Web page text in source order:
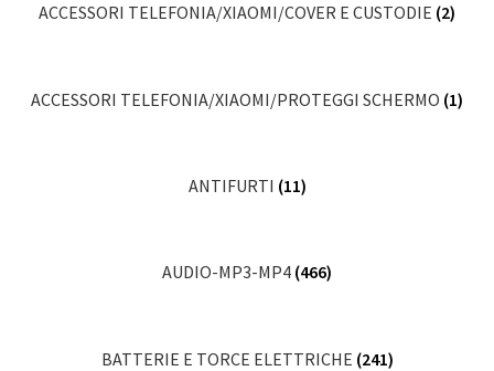
ACCESSORI TELEFONIA/XIAOMI/COVER E CUSTODIE (2)
ACCESSORI TELEFONIA/XIAOMI/PROTEGGI SCHERMO (1)
ANTIFURTI (11)
AUDIO-MP3-MP4 (466)
BATTERIE E TORCE ELETTRICHE (241)